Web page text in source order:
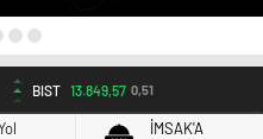
BIST 13.849,57 0,51
İMSAK'A